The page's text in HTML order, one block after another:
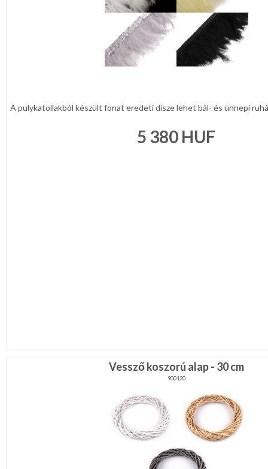
A pulykatollakból készült fonat eredeti dísze lehet bál- és ünnepi
5 380 HUF
Vessző koszorú alap - 30 cm
900120